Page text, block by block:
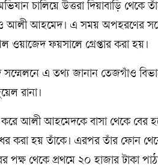
চালিয়ে উত্তরা দিয়াবাড়ি থেকে
ও আলী আহমেদ। এ সময় অপহরণের
ফয়সালে গ্রেপ্তার করা হয়।
এ তথ্য জানান তেজগাঁও
রানা।
আলী আহমেদকে বাসা থেকে বের
করা হয় তাঁকে। এরপর তাঁর ফোন
পক্ষ থেকে প্রথমে ২০ হাজার টাকা